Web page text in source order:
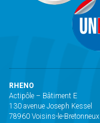
RHENO
Actipôle – Bâtiment E
130 avenue Joseph Kessel
78960 Voisins-le-Bretonneux